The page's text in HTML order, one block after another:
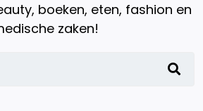
boeken, eten, fashion en
zaken!